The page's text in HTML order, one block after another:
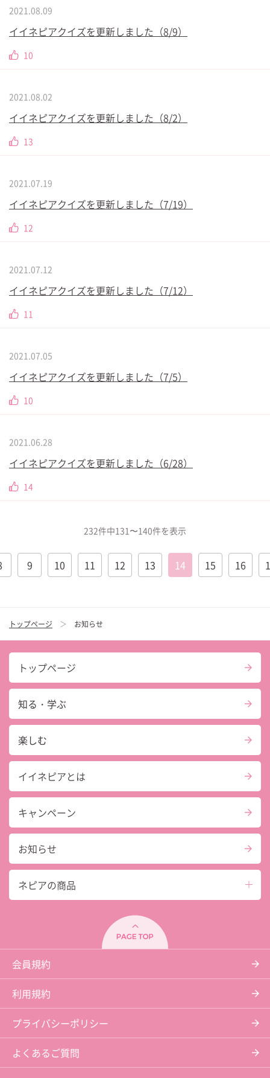
トップページ お知らせ
2021.08.09
イイネピアクイズを更新しました（8/9）
10
2021.08.02
イイネピアクイズを更新しました（8/2）
13
2021.07.19
イイネピアクイズを更新しました（7/19）
12
2021.07.12
イイネピアクイズを更新しました（7/12）
11
2021.07.05
イイネピアクイズを更新しました（7/5）
10
2021.06.28
イイネピアクイズを更新しました（6/28）
14
232件中131〜140件を表示
9 10 11 12 13 14 15 16
トップページ
知る・学ぶ
楽しむ
イイネピアとは
キャンペーン
お知らせ
ネピアの商品
会員規約
利用規約
プライバシーポリシー
よくあるご質問